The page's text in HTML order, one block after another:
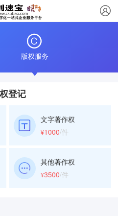
版权服务
登记
文字著作权
¥1000/件
其他著作权
¥3500/件